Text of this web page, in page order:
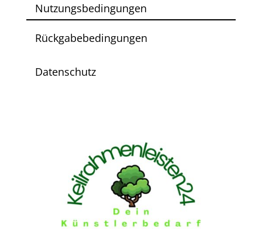
Nutzungsbedingungen
Rückgabebedingungen
Datenschutz